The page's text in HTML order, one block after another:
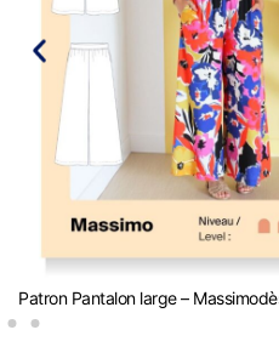
Patron Pantalon large – Massimo